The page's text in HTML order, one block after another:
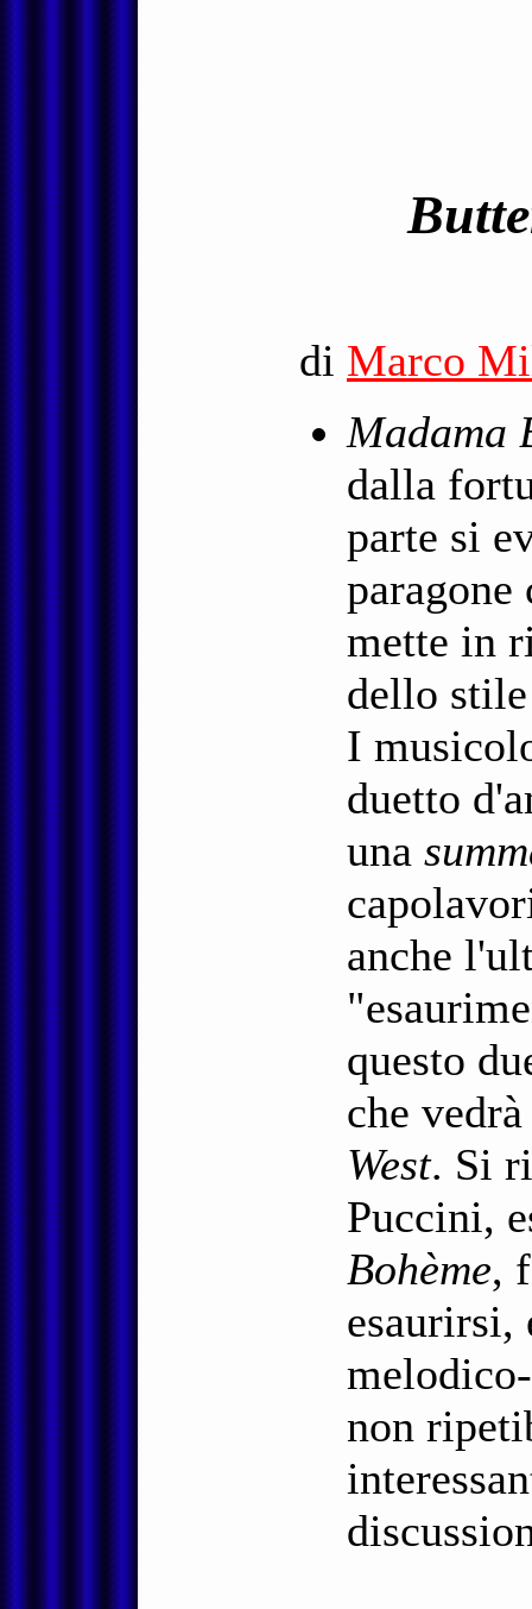
di Marco
Madama
dalla
parte si
mette in
dello
I
duetto
una
anche
questo
che
West. Si
Puccini,
Bohème,
esaurirsi,
non